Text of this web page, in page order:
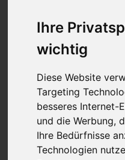
Ihre
wichtig
Diese Website
Targeting
besseres Internet-
und die Werbung,
Ihre Bedürfnisse
Technologien
In dieser therapeutischen
Dich ganz von Deinem
Bewegungen Dir in
eigener Körper zeigt, was
Zeitpunkt brauchst.
Ina und Melanie geben Dir